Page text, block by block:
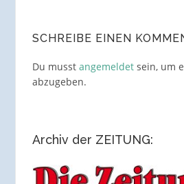
SCHREIBE EINEN
Du musst angemeldetsein, um
abzugeben.
Archiv der ZEITUNG: